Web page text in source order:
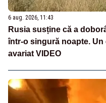
6 aug. 2026, 11:43
Rusia susține că a
într-o singură noapte.
avariat VIDEO